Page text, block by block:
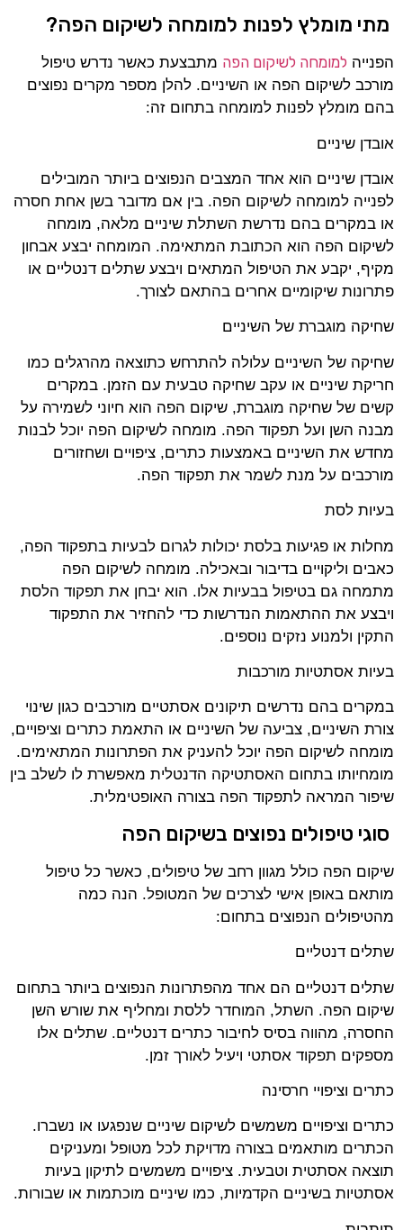
מתי מומלץ לפנות למומחה לשיקום הפה?
הפנייה למומחה לשיקום הפהמתבצעת כאשר נדרש טיפול
מורכב לשיקום הפה או השיניים. להלן מספר מקרים נפוצים
בהם מומלץ לפנות למומחה בתחום זה:
אובדן שיניים
אובדן שיניים הוא אחד המצבים הנפוצים ביותר המובילים
לפנייה למומחה לשיקום הפה. בין אם מדובר בשן אחת חסרה
או במקרים בהם נדרשת השתלת שיניים מלאה, מומחה
לשיקום הפה הוא הכתובת המתאימה. המומחה יבצע אבחון
מקיף, יקבע את הטיפול המתאים ויבצע שתלים דנטליים או
פתרונות שיקומיים אחרים בהתאם לצורך.
שחיקה מוגברת של השיניים
שחיקה של השיניים עלולה להתרחש כתוצאה מהרגלים כמו
חריקת שיניים או עקב שחיקה טבעית עם הזמן. במקרים
קשים של שחיקה מוגברת, שיקום הפה הוא חיוני לשמירה על
מבנה השן ועל תפקוד הפה. מומחה לשיקום הפה יוכל לבנות
מחדש את השיניים באמצעות כתרים, ציפויים ושחזורים
מורכבים על מנת לשמר את תפקוד הפה.
בעיות לסת
מחלות או פגיעות בלסת יכולות לגרום לבעיות בתפקוד הפה,
כאבים וליקויים בדיבור ובאכילה. מומחה לשיקום הפה
מתמחה גם בטיפול בבעיות אלו. הוא יבחן את תפקוד הלסת
ויבצע את ההתאמות הנדרשות כדי להחזיר את התפקוד
התקין ולמנוע נזקים נוספים.
בעיות אסתטיות מורכבות
במקרים בהם נדרשים תיקונים אסתטיים מורכבים כגון שינוי
צורת השיניים, צביעה של השיניים או התאמת כתרים וציפויים,
מומחה לשיקום הפה יוכל להעניק את הפתרונות המתאימים.
מומחיותו בתחום האסתטיקה הדנטלית מאפשרת לו לשלב בין
שיפור המראה לתפקוד הפה בצורה האופטימלית.
סוגי טיפולים נפוצים בשיקום הפה
שיקום הפה כולל מגוון רחב של טיפולים, כאשר כל טיפול
מותאם באופן אישי לצרכים של המטופל. הנה כמה
מהטיפולים הנפוצים בתחום:
שתלים דנטליים
שתלים דנטליים הם אחד מהפתרונות הנפוצים ביותר בתחום
שיקום הפה. השתל, המוחדר ללסת ומחליף את שורש השן
החסרה, מהווה בסיס לחיבור כתרים דנטליים. שתלים אלו
מספקים תפקוד אסתטי ויעיל לאורך זמן.
כתרים וציפויי חרסינה
כתרים וציפויים משמשים לשיקום שיניים שנפגעו או נשברו.
הכתרים מותאמים בצורה מדויקת לכל מטופל ומעניקים
תוצאה אסתטית וטבעית. ציפויים משמשים לתיקון בעיות
אסתטיות בשיניים הקדמיות, כמו שיניים מוכתמות או שבורות.